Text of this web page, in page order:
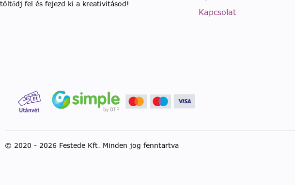
töltődj fel és fejezd ki a kreativitásod!
Kapcsolat
© 2020 - 2026 Festede Kft. Minden jog fenntartva